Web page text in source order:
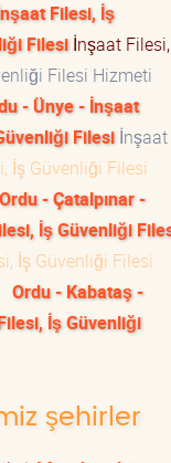
Filesi, İş
Filesiİnşaat Filesi,
Filesi Hizmeti
- Ünye - İnşaat
Filesiİnşaat
İş Güvenliği Filesi
Ordu - Çatalpınar -
İş Güvenliği
İş Güvenliği Filesi
Ordu - Kabataş -
İş Güvenliği
şehirler